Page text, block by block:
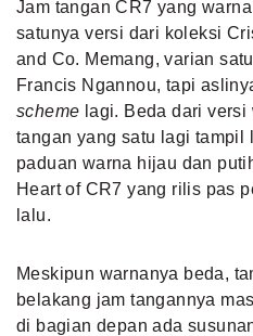
Jam tangan CR7 yang
satunya versi dari koleksi
and Co. Memang, varian
Francis Ngannou, tapi
scheme lagi. Beda dari
tangan yang satu lagi tampil
paduan warna hijau dan
Heart of CR7 yang rilis pas
lalu.
Meskipun warnanya beda,
belakang jam tangannya
di bagian depan ada